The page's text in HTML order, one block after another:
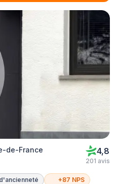
de-France 4,8
201 avis
+87 NPS